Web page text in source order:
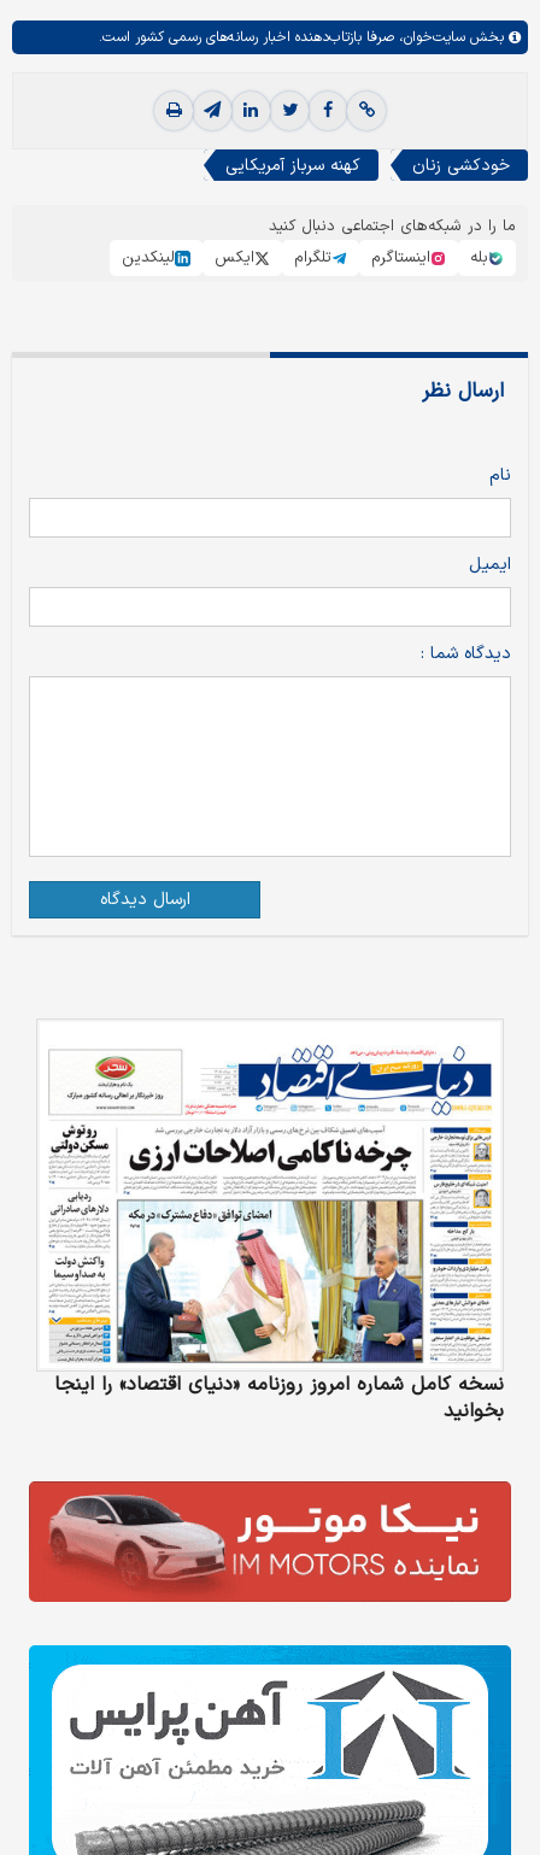
بخش سایت‌خوان، صرفا بازتاب‌دهنده اخبار رسانه‌های رسمی کشور است.
خودکشی زنان کهنه سرباز آمریکایی
ما را در شبکه‌های اجتماعی دنبال کنید
بله
اینستاگرم تلگرام ایکس لینکدین
ارسال نظر
نام
ایمیل
دیدگاه شما :
ارسال دیدگاه
نسخه کامل شماره امروز روزنامه «دنیای‌ اقتصاد» را اینجا
بخوانید